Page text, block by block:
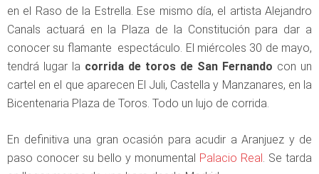
en el Raso de la Estrella. Ese mismo día, el artista Alejandro
Canals actuará en la Plaza de la Constitución para dar a
conocer su flamante espectáculo. El miércoles 30 de mayo,
tendrá lugar la corrida de toros de San Fernando con un
cartel en el que aparecen El Juli, Castella y Manzanares, en la
Bicentenaria Plaza de Toros. Todo un lujo de corrida.
En definitiva una gran ocasión para acudir a Aranjuez y de
paso conocer su bello y monumental Palacio Real . Se tarda